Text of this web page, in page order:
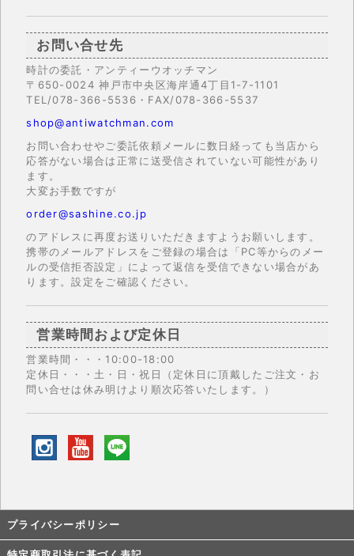
お問い合せ先
時計の委託・アンティーウオッチマン
〒650-0024 神戸市中央区海岸通4丁目1-7-1101
TEL/078-366-5536・FAX/078-366-5537
shop@antiwatchman.com
お問い合わせやご委託依頼メールに数日経っても当店から
応答がない場合は正常に送受信されていない可能性があり
ます。
大変お手数ですが
order@sashine.co.jp
のアドレスに再度お送りいただきますようお願いします。
携帯のメールアドレスをご登録の場合は「PC等からのメー
ルの受信拒否設定」によって返信を受信できない場合があ
ります。設定をご確認ください。
営業時間および定休日
営業時間・・・10:00-18:00
定休日・・・土・日・祝日（定休日に頂戴したご注文・お
問い合せは休み明けより順次応答いたします。）
プライバシーポリシー